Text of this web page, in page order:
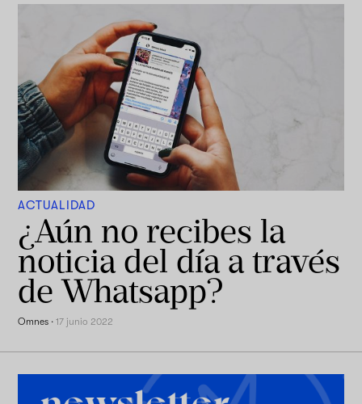
ACTUALIDAD
¿Aún no recibes la
noticia del día a través
de Whatsapp?
Omnes ·17 junio 2022